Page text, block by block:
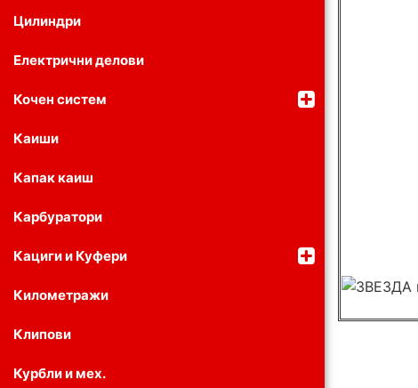
Цилиндри
Електрични делови
Кочен систем
Каиши
Капак каиш
Карбуратори
Кациги и Куфери
Километражи
Клипови
Курбли и мех.